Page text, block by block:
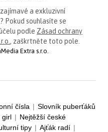
a exkluzivní
Pokud souhlasíte se
podle Zásad ochrany
, zaškrtněte toto pole.
Extra s.r.o.
čísla | Slovník puberťáků
girl | Nejtěžší české
tipy | Ajťák radí |